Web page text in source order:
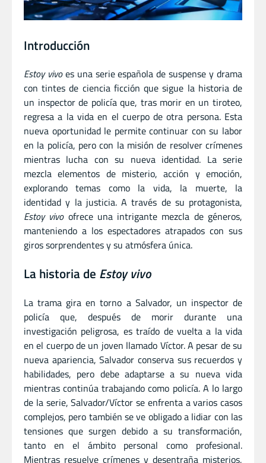
Introducción
Estoy vivoes una serie española de suspense y drama
con tintes de ciencia ficción que sigue la historia de
un inspector de policía que, tras morir en un tiroteo,
regresa a la vida en el cuerpo de otra persona. Esta
nueva oportunidad le permite continuar con su labor
en la policía, pero con la misión de resolver crímenes
mientras lucha con su nueva identidad. La serie
mezcla elementos de misterio, acción y emoción,
explorando temas como la vida, la muerte, la
identidad y la justicia. A través de su protagonista,
Estoy vivoofrece una intrigante mezcla de géneros,
manteniendo a los espectadores atrapados con sus
giros sorprendentes y su atmósfera única.
La historia de Estoy vivo
La trama gira en torno a Salvador, un inspector de
policía que, después de morir durante una
investigación peligrosa, es traído de vuelta a la vida
en el cuerpo de un joven llamado Víctor. A pesar de su
nueva apariencia, Salvador conserva sus recuerdos y
habilidades, pero debe adaptarse a su nueva vida
mientras continúa trabajando como policía. A lo largo
de la serie, Salvador/Víctor se enfrenta a varios casos
complejos, pero también se ve obligado a lidiar con las
tensiones que surgen debido a su transformación,
tanto en el ámbito personal como profesional.
Mientras resuelve crímenes y desentraña misterios,